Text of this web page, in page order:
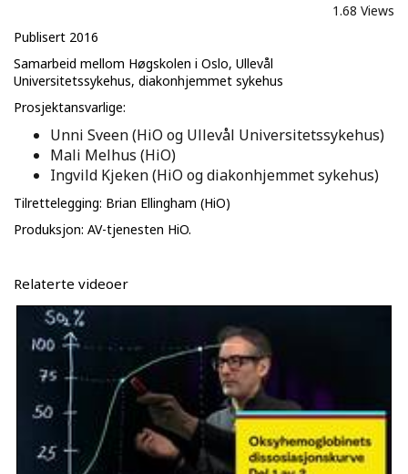
1.68 Views
Publisert 2016
Samarbeid mellom Høgskolen i Oslo, Ullevål
Universitetssykehus, diakonhjemmet sykehus
Prosjektansvarlige:
Unni Sveen (HiO og Ullevål Universitetssykehus)
Mali Melhus (HiO)
Ingvild Kjeken (HiO og diakonhjemmet sykehus)
Tilrettelegging: Brian Ellingham (HiO)
Produksjon: AV-tjenesten HiO.
Relaterte videoer